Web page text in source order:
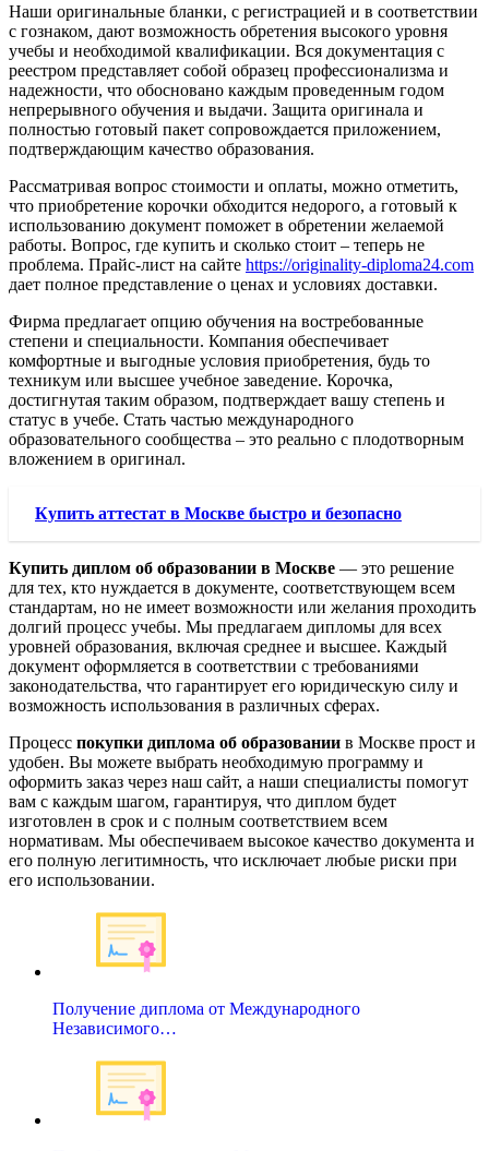
Наши оригинальные бланки, с регистрацией и в соответствии
с гознаком, дают возможность обретения высокого уровня
учебы и необходимой квалификации. Вся документация с
реестром представляет собой образец профессионализма и
надежности, что обосновано каждым проведенным годом
непрерывного обучения и выдачи. Защита оригинала и
полностью готовый пакет сопровождается приложением,
подтверждающим качество образования.
Рассматривая вопрос стоимости и оплаты, можно отметить,
что приобретение корочки обходится недорого, а готовый к
использованию документ поможет в обретении желаемой
работы. Вопрос, где купить и сколько стоит – теперь не
проблема. Прайс-лист на сайте https://originality-diploma24.com
дает полное представление о ценах и условиях доставки.
Фирма предлагает опцию обучения на востребованные
степени и специальности. Компания обеспечивает
комфортные и выгодные условия приобретения, будь то
техникум или высшее учебное заведение. Корочка,
достигнутая таким образом, подтверждает вашу степень и
статус в учебе. Стать частью международного
образовательного сообщества – это реально с плодотворным
вложением в оригинал.
Купить аттестат в Москве быстро и безопасно
Купить диплом об образовании в Москве — это решение
для тех, кто нуждается в документе, соответствующем всем
стандартам, но не имеет возможности или желания проходить
долгий процесс учебы. Мы предлагаем дипломы для всех
уровней образования, включая среднее и высшее. Каждый
документ оформляется в соответствии с требованиями
законодательства, что гарантирует его юридическую силу и
возможность использования в различных сферах.
Процесс покупки диплома об образовании в Москве прост и
удобен. Вы можете выбрать необходимую программу и
оформить заказ через наш сайт, а наши специалисты помогут
вам с каждым шагом, гарантируя, что диплом будет
изготовлен в срок и с полным соответствием всем
нормативам. Мы обеспечиваем высокое качество документа и
его полную легитимность, что исключает любые риски при
его использовании.
Получение диплома от Международного
Независимого…